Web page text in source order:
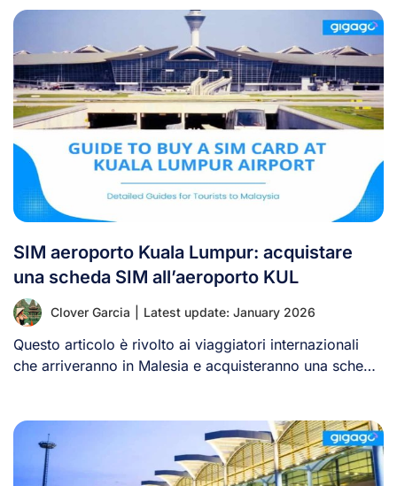
SIM aeroporto Kuala Lumpur: acquistare
una scheda SIM all’aeroporto KUL
Clover Garcia Latest update: January 2026
Questo articolo è rivolto ai viaggiatori internazionali
che arriveranno in Malesia e acquisteranno una scheda